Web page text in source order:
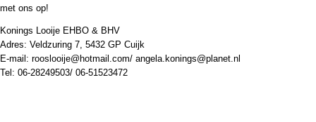
met ons op!
Konings Looije EHBO & BHV
Adres: Veldzuring 7, 5432 GP Cuijk
E-mail: rooslooije@hotmail.com/ angela.konings@planet.nl
Tel: 06-28249503/ 06-51523472